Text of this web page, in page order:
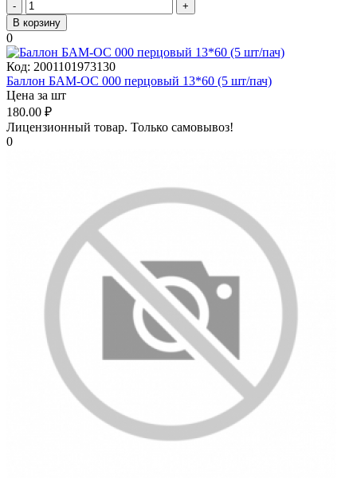
-
+
В корзину
0
Код: 2001101973130
Баллон БАМ-ОС 000 перцовый 13*60 (5 шт/пач)
Цена за шт
180.00 ₽
Лицензионный товар. Только самовывоз!
0